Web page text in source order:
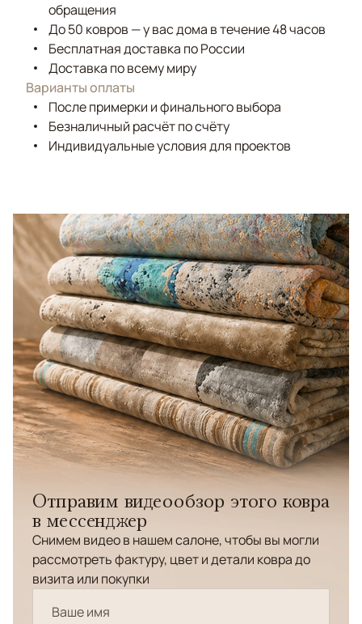
обращения
До 50 ковров — у вас дома в течение 48 часов
Бесплатная доставка по России
Доставка по всему миру
Варианты оплаты
После примерки и финального выбора
Безналичный расчёт по счёту
Индивидуальные условия для проектов
Отправим видеообзор этого ковра
в мессенджер
Снимем видео в нашем салоне, чтобы вы могли
рассмотреть фактуру, цвет и детали ковра до
визита или покупки